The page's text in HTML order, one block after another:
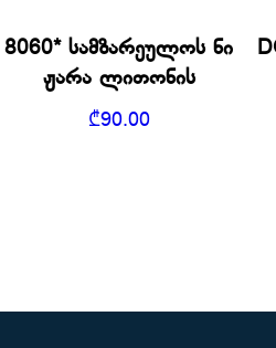
8060* სამზარეულოს ნი
ჟარა ლითონის
₾90.00